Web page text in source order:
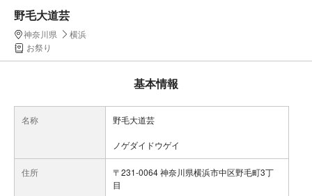
野毛大道芸
神奈川県
横浜
お祭り
基本情報
名称 野毛大道芸
ノゲダイドウゲイ
住所
〒231-0064 神奈川県横浜市中区野毛町3丁
目